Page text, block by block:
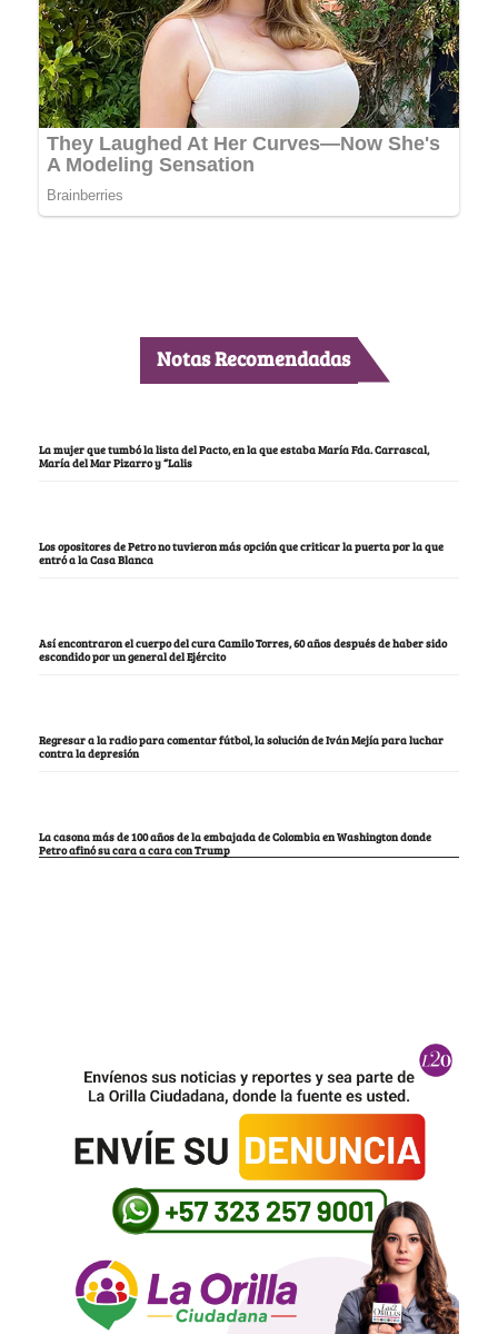
Notas Recomendadas
La mujer que tumbó la lista del Pacto, en la que estaba María Fda. Carrascal,
María del Mar Pizarro y “Lalis
Los opositores de Petro no tuvieron más opción que criticar la puerta por la que
entró a la Casa Blanca
Así encontraron el cuerpo del cura Camilo Torres, 60 años después de haber sido
escondido por un general del Ejército
Regresar a la radio para comentar fútbol, la solución de Iván Mejía para luchar
contra la depresión
La casona más de 100 años de la embajada de Colombia en Washington donde
Petro afinó su cara a cara con Trump